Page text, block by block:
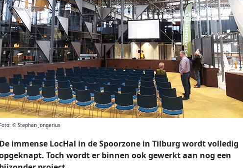
Foto: © Stephan Jongerius
De immense LocHal in de Spoorzone in Tilburg wordt volledig
Toch wordt er binnen ook gewerkt aan nog een